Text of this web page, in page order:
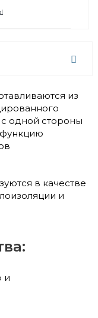
из
одной стороны
в качестве
и
и